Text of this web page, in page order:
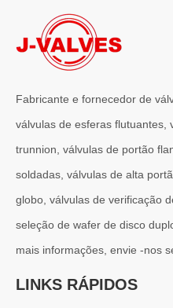
2026-07-01
Os sistemas de engenharia
Fabricante e fornecedor de
válvulas de esferas flutuantes,
trunnion, válvulas de portão
soldadas, válvulas de alta
globo, válvulas de verificação
seleção de wafer de disco
mais informações, envie -nos
LINKS RÁPIDOS